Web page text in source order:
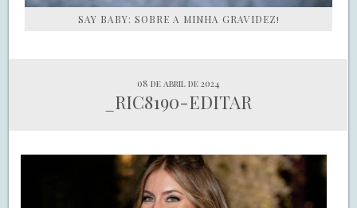
SAY BABY: SOBRE A MINHA GRAVIDEZ!
08 de abril de 2024
_RIC8190-EDITAR